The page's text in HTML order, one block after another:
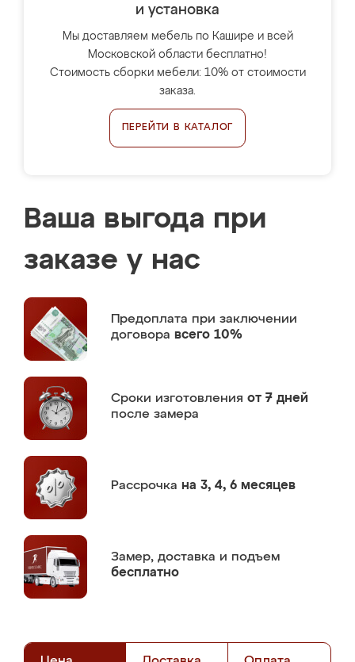
и установка
Мы доставляем мебель по Кашире и всей
Московской области бесплатно!
Стоимость сборки мебели: 10% от стоимости
заказа.
ПЕРЕЙТИ В КАТАЛОГ
Ваша выгода при
заказе у нас
Предоплата при заключении
договора всего 10%
Сроки изготовления от 7 дней
после замера
Рассрочка на 3, 4, 6 месяцев
Замер, доставка и подъем
бесплатно